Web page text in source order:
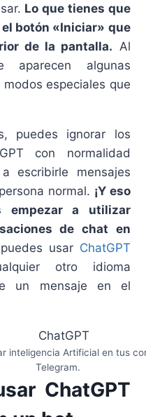
Lo que tienes que
botón «Iniciar» que
de la pantalla. Al
algunas
especiales que
puedes ignorar los
con normalidad
escribirle mensajes
normal. ¡Y eso
empezar a utilizar
de chat en
usar ChatGPT
otro idioma
un mensaje en el
inteligencia Artificial en tus
Telegram.
ChatGPT